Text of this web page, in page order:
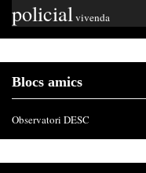
policialvivenda
Blocs amics
Observatori DESC